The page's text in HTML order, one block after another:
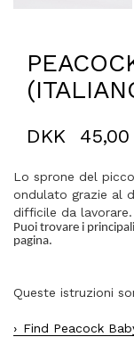
DKK 45,00
Lo sprone del
ondulato grazie al
difficile da
Puoi trovare i
pagina.
Queste istruzioni
Find Peacock